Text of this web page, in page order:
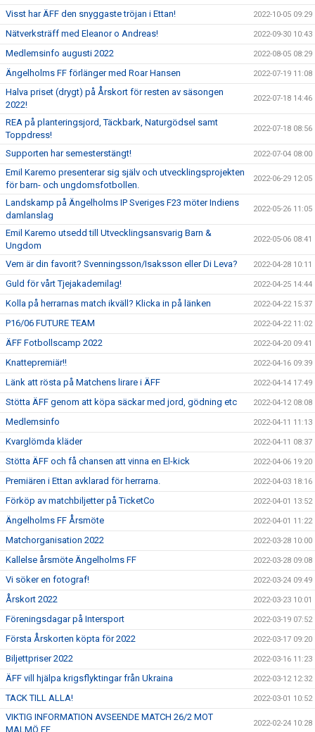
Visst har ÄFF den snyggaste tröjan i Ettan! 2022-10-05 09:29
Nätverksträff med Eleanor o Andreas! 2022-09-30 10:43
Medlemsinfo augusti 2022 2022-08-05 08:29
Ängelholms FF förlänger med Roar Hansen 2022-07-19 11:08
Halva priset (drygt) på Årskort för resten av säsongen
2022!
2022-07-18 14:46
REA på planteringsjord, Täckbark, Naturgödsel samt
Toppdress!
2022-07-18 08:56
Supporten har semesterstängt! 2022-07-04 08:00
Emil Karemo presenterar sig själv och utvecklingsprojekten
för barn- och ungdomsfotbollen.
2022-06-29 12:05
Landskamp på Ängelholms IP Sveriges F23 möter Indiens
damlanslag
2022-05-26 11:05
Emil Karemo utsedd till Utvecklingsansvarig Barn &
Ungdom
2022-05-06 08:41
Vem är din favorit? Svenningsson/Isaksson eller Di Leva? 2022-04-28 10:11
Guld för vårt Tjejakademilag! 2022-04-25 14:44
Kolla på herrarnas match ikväll? Klicka in på länken 2022-04-22 15:37
P16/06 FUTURE TEAM 2022-04-22 11:02
ÄFF Fotbollscamp 2022 2022-04-20 09:41
Knattepremiär!! 2022-04-16 09:39
Länk att rösta på Matchens lirare i ÄFF 2022-04-14 17:49
Stötta ÄFF genom att köpa säckar med jord, gödning etc 2022-04-12 08:08
Medlemsinfo 2022-04-11 11:13
Kvarglömda kläder 2022-04-11 08:37
Stötta ÄFF och få chansen att vinna en El-kick 2022-04-06 19:20
Premiären i Ettan avklarad för herrarna. 2022-04-03 18:16
Förköp av matchbiljetter på TicketCo 2022-04-01 13:52
Ängelholms FF Årsmöte 2022-04-01 11:22
Matchorganisation 2022 2022-03-28 10:00
Kallelse årsmöte Ängelholms FF 2022-03-28 09:08
Vi söker en fotograf! 2022-03-24 09:49
Årskort 2022 2022-03-23 10:01
Föreningsdagar på Intersport 2022-03-19 07:52
Första Årskorten köpta för 2022 2022-03-17 09:20
Biljettpriser 2022 2022-03-16 11:23
ÄFF vill hjälpa krigsflyktingar från Ukraina 2022-03-12 12:32
TACK TILL ALLA! 2022-03-01 10:52
VIKTIG INFORMATION AVSEENDE MATCH 26/2 MOT
MALMÖ FF
2022-02-24 10:28